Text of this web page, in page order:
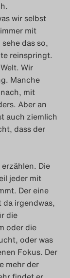
wir selbst
mit
das so,
reinspringt.
Wir
Manche
mit
Aber an
auch ziemlich
dass der
Die
jeder mit
Der eine
irgendwas,
die
oder die
oder was
Fokus. Der
mehr der